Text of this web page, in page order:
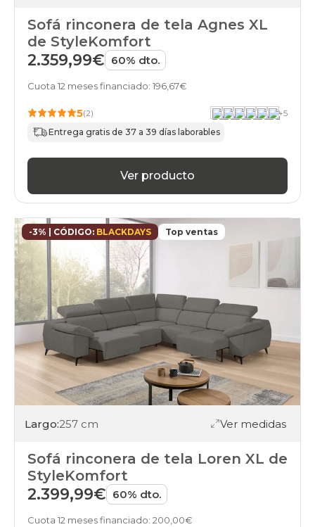
Sofá rinconera de tela Agnes XL
de StyleKomfort
2.359,99€ 60% dto.
Cuota 12 meses financiado: 196,67€
5(2) +5
Entrega gratis de 37 a 39 días laborables
Ver producto
-3% | CÓDIGO: BLACKDAYS Top ventas
Largo:257 cm Ver medidas
Sofá rinconera de tela Loren XL de
StyleKomfort
2.399,99€ 60% dto.
Cuota 12 meses financiado: 200,00€